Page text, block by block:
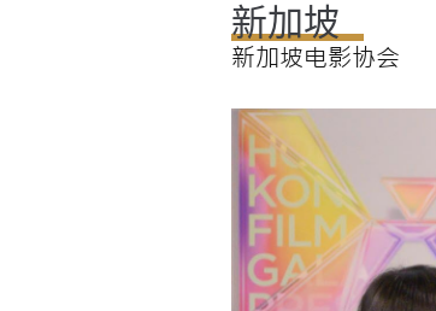
新加坡
新加坡电影协会